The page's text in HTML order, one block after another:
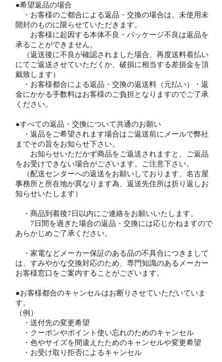
●希望返品の場合
・お客様のご都合による返品・交換の場合は、未使用未
開封のものに限らせていただきます。
お客様に起因する本体不良・パッケージ不良は返品を
承ることができません。
（返送後に不良が確認されました場合、再度送料着払い
にてご返送させていただくか、破損に相当する差損金を頂
戴致します）
・お客様都合による返品・交換の返送料（元払い）・返
金にかかる手数料はお客様のご負担となりますのでご了承
ください。
●すべての返品・交換について共通のお願い
・返品をご希望されます場合はご返送前にメールで弊社
までその旨をお知らせ下さい。
お知らせいただかず商品をご返送されますと、ご返品
をお受けできない場合がございます。ご注意下さい。
（配送センターへの返送をお願いしております、名古屋
事務所と所在地が異なります為、返送先住所は折り返しお
知らせいたします）
・商品到着後7日以内にご連絡をお願いいたします。
7日間を過ぎた場合の返品・交換には応じかねますので
あらかじめご了承ください。
・家電などメーカー保証のある品の不具合につきまして
は、すみやかな交換対応のため、専門知識のあるメーカー
お客様窓口をご案内することがございます。
●お客様都合のキャンセルはお断りさせていただいていま
す。
（例）
・送付先の変更希望
・クーポンやポイント使い忘れのためのキャンセル
・色やサイズを間違えたためのキャンセルや変更希望
・お受け取り拒否によるキャンセル